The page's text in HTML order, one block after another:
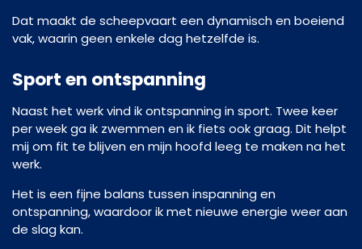
Dat maakt de scheepvaart een dynamisch en boeiend
vak, waarin geen enkele dag hetzelfde is.
Sport en ontspanning
Naast het werk vind ik ontspanning in sport. Twee keer
per week ga ik zwemmen en ik fiets ook graag. Dit helpt
mij om fit te blijven en mijn hoofd leeg te maken na het
werk.
Het is een fijne balans tussen inspanning en
ontspanning, waardoor ik met nieuwe energie weer aan
de slag kan.